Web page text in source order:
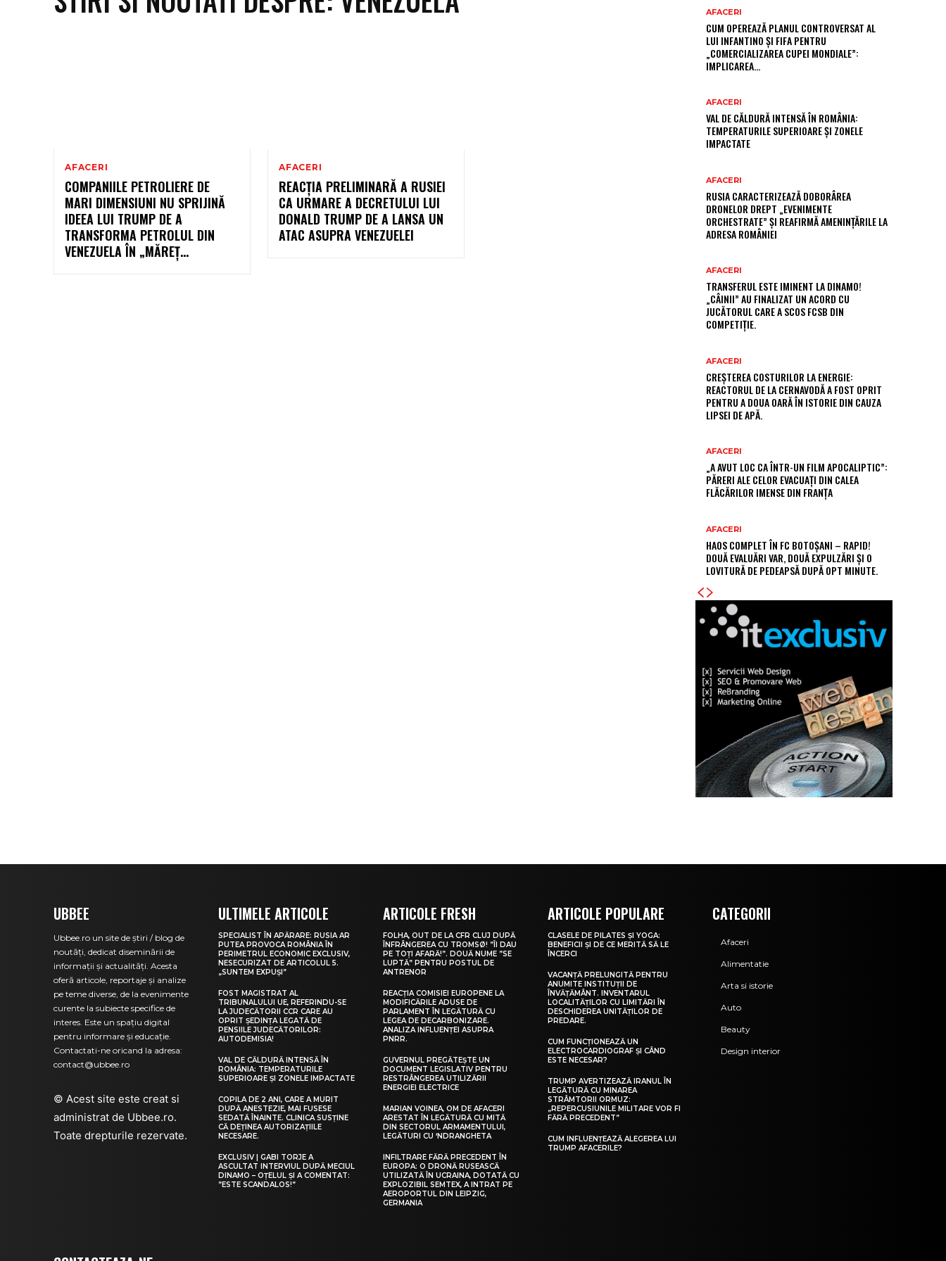
AFACERI
COMPANIILE PETROLIERE DE
MARI DIMENSIUNI NU SPRIJINĂ
IDEEA LUI TRUMP DE A
TRANSFORMA PETROLUL DIN
VENEZUELA ÎN „MĂREȚ…
AFACERI
REACȚIA PRELIMINARĂ A RUSIEI
CA URMARE A DECRETULUI LUI
DONALD TRUMP DE A LANSA UN
ATAC ASUPRA VENEZUELEI
AFACERI
CUM OPEREAZĂ PLANUL CONTROVERSAT AL
LUI INFANTINO ȘI FIFA PENTRU
„COMERCIALIZAREA CUPEI MONDIALE”:
IMPLICAREA…
AFACERI
VAL DE CĂLDURĂ INTENSĂ ÎN ROMÂNIA:
TEMPERATURILE SUPERIOARE ȘI ZONELE
IMPACTATE
AFACERI
RUSIA CARACTERIZEAZĂ DOBORÂREA
DRONELOR DREPT „EVENIMENTE
ORCHESTRATE” ȘI REAFIRMĂ AMENINȚĂRILE LA
ADRESA ROMÂNIEI
AFACERI
TRANSFERUL ESTE IMINENT LA DINAMO!
„CÂINII” AU FINALIZAT UN ACORD CU
JUCĂTORUL CARE A SCOS FCSB DIN
COMPETIȚIE.
AFACERI
CREȘTEREA COSTURILOR LA ENERGIE:
REACTORUL DE LA CERNAVODĂ A FOST OPRIT
PENTRU A DOUA OARĂ ÎN ISTORIE DIN CAUZA
LIPSEI DE APĂ.
AFACERI
„A AVUT LOC CA ÎNTR-UN FILM APOCALIPTIC”:
PĂRERI ALE CELOR EVACUAȚI DIN CALEA
FLĂCĂRILOR IMENSE DIN FRANȚA
AFACERI
HAOS COMPLET ÎN FC BOTOȘANI – RAPID!
DOUĂ EVALUĂRI VAR, DOUĂ EXPULZĂRI ȘI O
LOVITURĂ DE PEDEAPSĂ DUPĂ OPT MINUTE.
UBBEE
Ubbee.ro un site de știri / blog de
noutăți, dedicat diseminării de
informații și actualități. Acesta
oferă articole, reportaje și analize
pe teme diverse, de la evenimente
curente la subiecte specifice de
interes. Este un spațiu digital
pentru informare și educație.
Contactati-ne oricand la adresa:
contact@ubbee.ro
© Acest site este creat si
administrat de Ubbee.ro.
Toate drepturile rezervate.
ULTIMELE ARTICOLE
SPECIALIST ÎN APĂRARE: RUSIA AR
PUTEA PROVOCA ROMÂNIA ÎN
PERIMETRUL ECONOMIC EXCLUSIV,
NESECURIZAT DE ARTICOLUL 5.
„SUNTEM EXPUȘI”
FOST MAGISTRAT AL
TRIBUNALULUI UE, REFERINDU-SE
LA JUDECĂTORII CCR CARE AU
OPRIT ȘEDINȚA LEGATĂ DE
PENSIILE JUDECĂTORILOR:
AUTODEMISIA!
VAL DE CĂLDURĂ INTENSĂ ÎN
ROMÂNIA: TEMPERATURILE
SUPERIOARE ȘI ZONELE IMPACTATE
COPILA DE 2 ANI, CARE A MURIT
DUPĂ ANESTEZIE, MAI FUSESE
SEDATĂ ÎNAINTE. CLINICA SUSȚINE
CĂ DEȚINEA AUTORIZAȚIILE
NECESARE.
EXCLUSIV | GABI TORJE A
ASCULTAT INTERVIUL DUPĂ MECIUL
DINAMO – OȚELUL ȘI A COMENTAT:
”ESTE SCANDALOS!”
ARTICOLE FRESH
FOLHA, OUT DE LA CFR CLUJ DUPĂ
ÎNFRÂNGEREA CU TROMSØ! ”ÎI DAU
PE TOȚI AFARĂ!”. DOUĂ NUME ”SE
LUPTĂ” PENTRU POSTUL DE
ANTRENOR
REACȚIA COMISIEI EUROPENE LA
MODIFICĂRILE ADUSE DE
PARLAMENT ÎN LEGĂTURĂ CU
LEGEA DE DECARBONIZARE.
ANALIZA INFLUENȚEI ASUPRA
PNRR.
GUVERNUL PREGĂTEȘTE UN
DOCUMENT LEGISLATIV PENTRU
RESTRÂNGEREA UTILIZĂRII
ENERGIEI ELECTRICE
MARIAN VOINEA, OM DE AFACERI
ARESTAT ÎN LEGĂTURĂ CU MITĂ
DIN SECTORUL ARMAMENTULUI,
LEGĂTURI CU ‘NDRANGHETA
INFILTRARE FĂRĂ PRECEDENT ÎN
EUROPA: O DRONĂ RUSEASCĂ
UTILIZATĂ ÎN UCRAINA, DOTATĂ CU
EXPLOZIBIL SEMTEX, A INTRAT PE
AEROPORTUL DIN LEIPZIG,
GERMANIA
ARTICOLE POPULARE
CLASELE DE PILATES ȘI YOGA:
BENEFICII ȘI DE CE MERITĂ SĂ LE
ÎNCERCI
VACANȚĂ PRELUNGITĂ PENTRU
ANUMITE INSTITUȚII DE
ÎNVĂȚĂMÂNT. INVENTARUL
LOCALITĂȚILOR CU LIMITĂRI ÎN
DESCHIDEREA UNITĂȚILOR DE
PREDARE.
CUM FUNCȚIONEAZĂ UN
ELECTROCARDIOGRAF ȘI CÂND
ESTE NECESAR?
TRUMP AVERTIZEAZĂ IRANUL ÎN
LEGĂTURĂ CU MINAREA
STRÂMTORII ORMUZ:
„REPERCUSIUNILE MILITARE VOR FI
FĂRĂ PRECEDENT”
CUM INFLUENȚEAZĂ ALEGEREA LUI
TRUMP AFACERILE?
CATEGORII
Afaceri
Alimentatie
Arta si istorie
Auto
Beauty
Design interior